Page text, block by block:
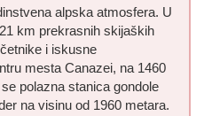
alpska atmosfera. U
km prekrasnih skijaških
i iskusne
mesta Canazei, na 1460
polazna stanica gondole
na visinu od 1960 metara.